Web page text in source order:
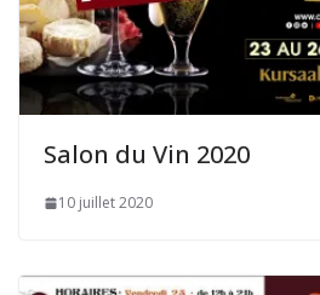
Salon du Vin 2020
10 juillet 2020